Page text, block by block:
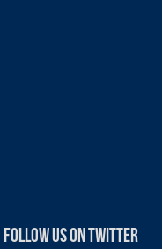
Follow us on Twitter